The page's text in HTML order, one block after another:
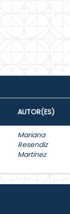
AUTOR(ES)
Mariana
Resendiz
Martinez